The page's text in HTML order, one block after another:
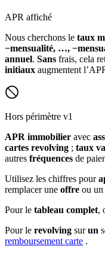
APR affiché
Nous cherchons le taux
−mensualité, …,
annuel. Sans frais, cela
initiaux augmentent
Hors périmètre v1
APR immobilier avec
cartes revolving ; taux
autres fréquences de
Utilisez les chiffres pour
remplacer une offre ou un
Pour le tableau complet,
Pour le revolving surun
remboursement carte .